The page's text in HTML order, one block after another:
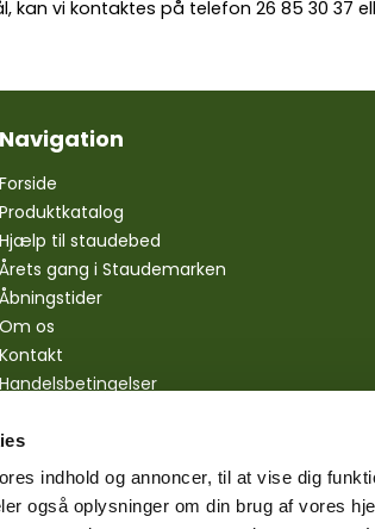
indhold og annoncer, til at vise dig
også oplysninger om din brug af vores
kan vi kontaktes på telefon26 85 30 37
Navigation
Forside
Produktkatalog
Hjælp til staudebed
Årets gang i Staudemarken
Åbningstider
Om os
Kontakt
Handelsbetingelser
Bestilling
Betaling
Levering